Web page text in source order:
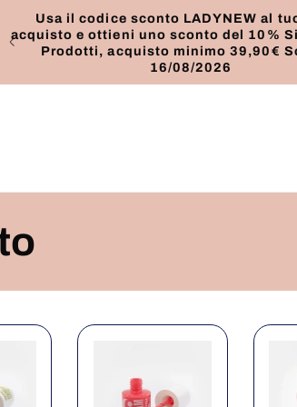
Usa il codice sconto LADYNEW al
acquisto e ottieni uno sconto del 10%
Prodotti, acquisto minimo 39,90€
16/08/2026